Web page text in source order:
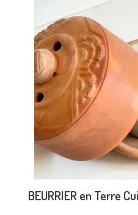
BEURRIER en Terre